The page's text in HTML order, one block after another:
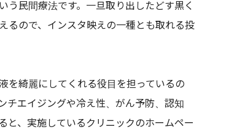
民間療法です。一旦取り出したどす黒く
るので、インスタ映えの一種とも取れる投
を綺麗にしてくれる役目を担っているの
チエイジングや冷え性、がん予防、認知
と、実施しているクリニックのホームペー